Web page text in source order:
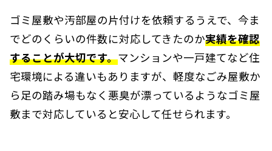
ゴミ屋敷や汚部屋の片付けを依頼するうえで、今ま
でどのくらいの件数に対応してきたのか実績を確認
することが大切です。マンションや一戸建てなど住
宅環境による違いもありますが、軽度なごみ屋敷か
ら足の踏み場もなく悪臭が漂っているようなゴミ屋
敷まで対応していると安心して任せられます。